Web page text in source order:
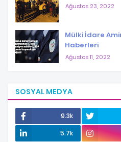
Ağustos 23, 2022
Mülki İdare
Haberleri
Ağustos 11, 2022
SOSYAL MEDYA
9.3k
5.7k